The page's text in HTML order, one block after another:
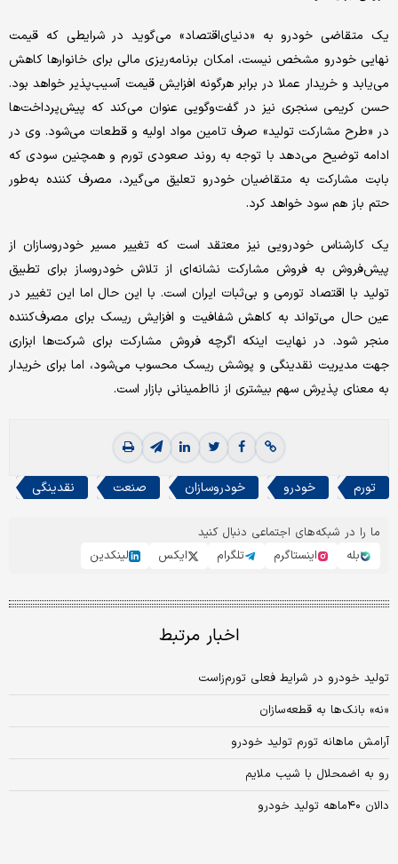
یک متقاضی خودرو به «دنیای‌اقتصاد» می‌گوید در شرایطی که قیمت
نهایی خودرو مشخص نیست، امکان برنامه‌ریزی مالی برای خانوارها کاهش
می‌یابد و خریدار عملا در برابر هرگونه افزایش قیمت آسیب‌پذیر خواهد بود.
حسن کریمی سنجری نیز در گفت‌وگویی عنوان می‌کند که پیش‌پرداخت‌ها
در «طرح مشارکت تولید» صرف تامین مواد اولیه و قطعات می‌شود. وی در
ادامه توضیح می‌دهد با توجه به روند صعودی تورم و همچنین سودی که
بابت مشارکت به متقاضیان خودرو تعلیق می‌گیرد، مصرف کننده به‌طور
حتم باز هم سود خواهد کرد.
یک کارشناس خودرویی نیز معتقد است که تغییر مسیر خودروسازان از
پیش‌فروش به فروش مشارکت نشانه‌ای از تلاش خودروساز برای تطبیق
تولید با اقتصاد تورمی و بی‌ثبات ایران است. با این حال اما این تغییر در
عین حال می‌تواند به کاهش شفافیت و افزایش ریسک برای مصرف‌کننده
منجر شود. در نهایت اینکه اگرچه فروش مشارکت برای شرکت‌ها ابزاری
جهت مدیریت نقدینگی و پوشش ریسک محسوب می‌شود، اما برای خریدار
به معنای پذیرش سهم بیشتری از نااطمینانی بازار است.
تورم خودرو خودروسازان صنعت نقدینگی
ما را در شبکه‌های اجتماعی دنبال کنید
بله
اینستاگرم تلگرام ایکس لینکدین
اخبار مرتبط
تولید خودرو در شرایط فعلی تورم‌زاست
«نه» بانک‌ها به قطعه‌سازان
آرامش ماهانه تورم تولید خودرو
رو به اضمحلال با شیب ملایم
دالان ۴۰ماهه تولید خودرو